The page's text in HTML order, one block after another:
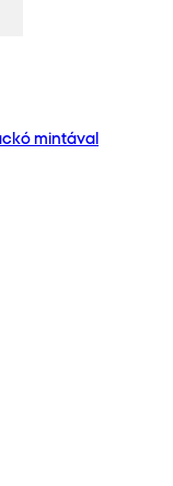
mintával